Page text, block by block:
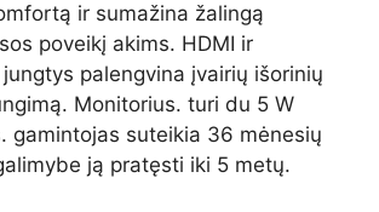
ir sumažina žalingą
poveikį akims. HDMI ir
jungtys palengvina įvairių išorinių
Monitorius. turi du 5 W
gamintojas suteikia 36 mėnesių
ją pratęsti iki 5 metų.